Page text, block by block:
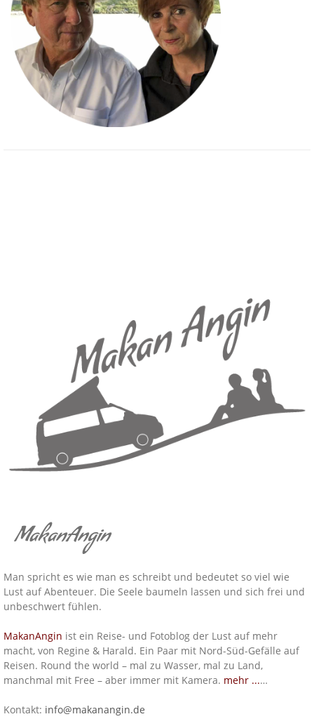
MakanAngin
Man spricht es wie man es schreibt und bedeutet so viel wie
Lust auf Abenteuer. Die Seele baumeln lassen und sich frei und
unbeschwert fühlen.
MakanAngin ist ein Reise- und Fotoblog der Lust auf mehr
macht, von Regine & Harald. Ein Paar mit Nord-Süd-Gefälle auf
Reisen. Round the world – mal zu Wasser, mal zu Land,
manchmal mit Free – aber immer mit Kamera. mehr ...…
Kontakt: info@makanangin.de